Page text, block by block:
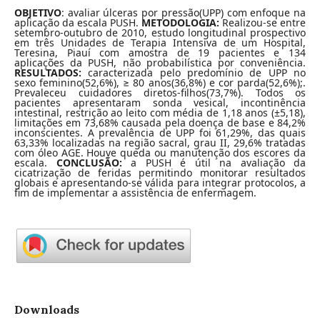
OBJETIVO: avaliar úlceras por pressão(UPP) com enfoque na
aplicação da escala PUSH. METODOLOGIA:Realizou-se entre
setembro-outubro de 2010, estudo longitudinal prospectivo
em três Unidades de Terapia Intensiva de um Hospital,
Teresina, Piauí com amostra de 19 pacientes e 134
aplicações da PUSH, não probabilística por conveniência.
RESULTADOS: caracterizada pelo predomínio de UPP no
sexo feminino(52,6%), ≥ 80 anos(36,8%) e cor parda(52,6%);.
Prevaleceu cuidadores diretos-filhos(73,7%). Todos os
pacientes apresentaram sonda vesical, incontinência
intestinal, restrição ao leito com média de 1,18 anos (±5,18),
limitações em 73,68% causada pela doença de base e 84,2%
inconscientes. A prevalência de UPP foi 61,29%, das quais
63,33% localizadas na região sacral, grau II, 29,6% tratadas
com óleo AGE. Houve queda ou manutenção dos escores da
escala. CONCLUSÃO: a PUSH é útil na avaliação da
cicatrização de feridas permitindo monitorar resultados
globais e apresentando-se válida para integrar protocolos, a
fim de implementar a assistência de enfermagem.
Downloads